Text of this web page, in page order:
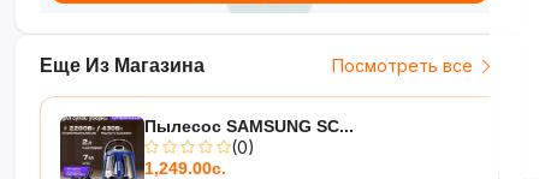
Еще Из Магазина Посмотреть все
Пылесос SAMSUNG SC...
(0)
1,249.00с.